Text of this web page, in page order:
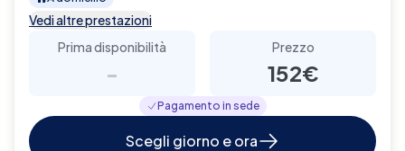
Vedi altre prestazioni
Prima disponibilità
-
Prezzo
152€
Pagamento in sede
Scegli giorno e ora